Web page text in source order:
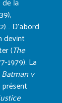
D’abord
devint
(The
1979). La
Batman v